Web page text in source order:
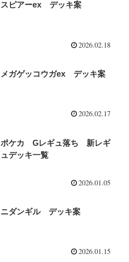
スピアーex デッキ案
2026.02.18
メガゲッコウガex デッキ案
2026.02.17
ポケカ Gレギュ落ち 新レギ
ュデッキ一覧
2026.01.05
ニダンギル デッキ案
2026.01.15